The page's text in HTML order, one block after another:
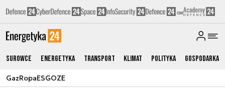
Surowce Energetyka Transport Klimat Polityka Gospodarka
GazRopaESGOZE